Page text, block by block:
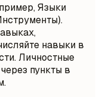
Языки
навыки в
Личностные
пункты в